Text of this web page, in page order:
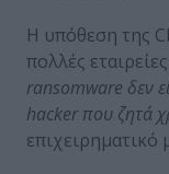
Η υπόθεση της
πολλές
ransomware δεν
hackerπου ζητά
επιχειρηματικό